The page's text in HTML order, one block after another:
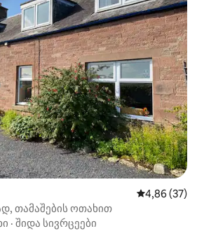
საშუალო
4,86 (37)
თამაშების ოთახით
· შიდა სივრცეები